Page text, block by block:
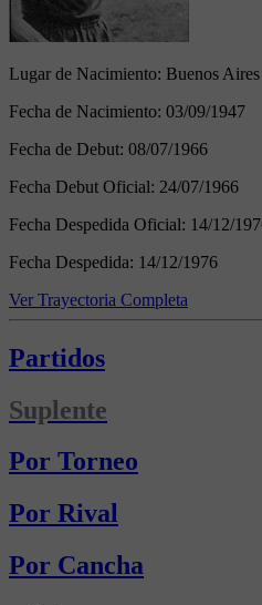
Lugar de Nacimiento: Buenos Aires
Fecha de Nacimiento: 03/09/1947
Fecha de Debut: 08/07/1966
Fecha Debut Oficial: 24/07/1966
Fecha Despedida Oficial: 14/12/
Fecha Despedida: 14/12/1976
Ver Trayectoria Completa
Partidos
Suplente
Por Torneo
Por Rival
Por Cancha